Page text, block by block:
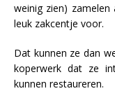
weinig zien)
leuk zakcentje voor.
Dat kunnen ze dan
koperwerk dat ze
kunnen restaureren.